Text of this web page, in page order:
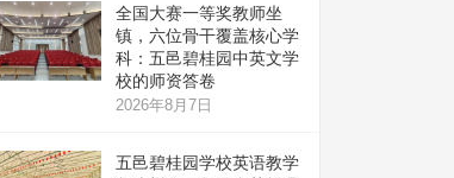
全国大赛一等奖教师坐
镇，六位骨干覆盖核心学
科：五邑碧桂园中英文学
校的师资答卷
2026年8月7日
五邑碧桂园学校英语教学